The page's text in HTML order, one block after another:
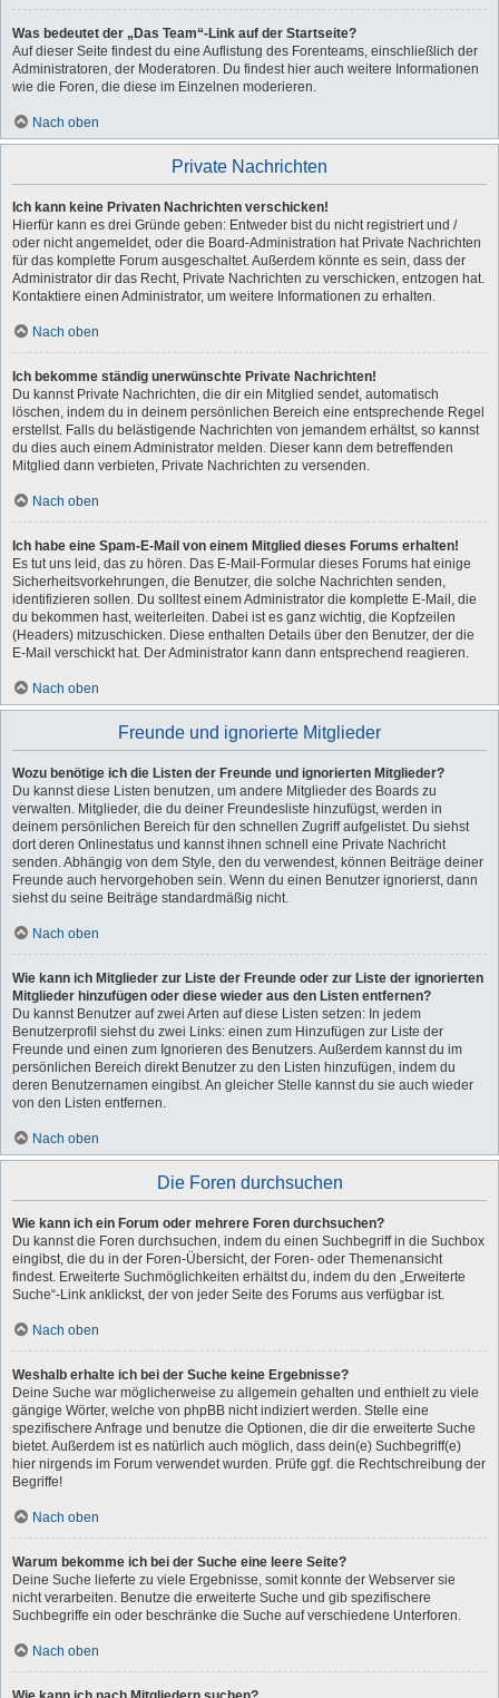
Was bedeutet der „Das Team“-Link auf der Startseite?
Auf dieser Seite findest du eine Auflistung des Forenteams, einschließlich der
Administratoren, der Moderatoren. Du findest hier auch weitere Informationen
wie die Foren, die diese im Einzelnen moderieren.
Nach oben
Private Nachrichten
Ich kann keine Privaten Nachrichten verschicken!
Hierfür kann es drei Gründe geben: Entweder bist du nicht registriert und /
oder nicht angemeldet, oder die Board-Administration hat Private Nachrichten
für das komplette Forum ausgeschaltet. Außerdem könnte es sein, dass der
Administrator dir das Recht, Private Nachrichten zu verschicken, entzogen hat.
Kontaktiere einen Administrator, um weitere Informationen zu erhalten.
Nach oben
Ich bekomme ständig unerwünschte Private Nachrichten!
Du kannst Private Nachrichten, die dir ein Mitglied sendet, automatisch
löschen, indem du in deinem persönlichen Bereich eine entsprechende Regel
erstellst. Falls du belästigende Nachrichten von jemandem erhältst, so kannst
du dies auch einem Administrator melden. Dieser kann dem betreffenden
Mitglied dann verbieten, Private Nachrichten zu versenden.
Nach oben
Ich habe eine Spam-E-Mail von einem Mitglied dieses Forums erhalten!
Es tut uns leid, das zu hören. Das E-Mail-Formular dieses Forums hat einige
Sicherheitsvorkehrungen, die Benutzer, die solche Nachrichten senden,
identifizieren sollen. Du solltest einem Administrator die komplette E-Mail, die
du bekommen hast, weiterleiten. Dabei ist es ganz wichtig, die Kopfzeilen
(Headers) mitzuschicken. Diese enthalten Details über den Benutzer, der die
E-Mail verschickt hat. Der Administrator kann dann entsprechend reagieren.
Nach oben
Freunde und ignorierte Mitglieder
Wozu benötige ich die Listen der Freunde und ignorierten Mitglieder?
Du kannst diese Listen benutzen, um andere Mitglieder des Boards zu
verwalten. Mitglieder, die du deiner Freundesliste hinzufügst, werden in
deinem persönlichen Bereich für den schnellen Zugriff aufgelistet. Du siehst
dort deren Onlinestatus und kannst ihnen schnell eine Private Nachricht
senden. Abhängig von dem Style, den du verwendest, können Beiträge deiner
Freunde auch hervorgehoben sein. Wenn du einen Benutzer ignorierst, dann
siehst du seine Beiträge standardmäßig nicht.
Nach oben
Wie kann ich Mitglieder zur Liste der Freunde oder zur Liste der ignorierten
Mitglieder hinzufügen oder diese wieder aus den Listen entfernen?
Du kannst Benutzer auf zwei Arten auf diese Listen setzen: In jedem
Benutzerprofil siehst du zwei Links: einen zum Hinzufügen zur Liste der
Freunde und einen zum Ignorieren des Benutzers. Außerdem kannst du im
persönlichen Bereich direkt Benutzer zu den Listen hinzufügen, indem du
deren Benutzernamen eingibst. An gleicher Stelle kannst du sie auch wieder
von den Listen entfernen.
Nach oben
Die Foren durchsuchen
Wie kann ich ein Forum oder mehrere Foren durchsuchen?
Du kannst die Foren durchsuchen, indem du einen Suchbegriff in die Suchbox
eingibst, die du in der Foren-Übersicht, der Foren- oder Themenansicht
findest. Erweiterte Suchmöglichkeiten erhältst du, indem du den „Erweiterte
Suche“-Link anklickst, der von jeder Seite des Forums aus verfügbar ist.
Nach oben
Weshalb erhalte ich bei der Suche keine Ergebnisse?
Deine Suche war möglicherweise zu allgemein gehalten und enthielt zu viele
gängige Wörter, welche von phpBB nicht indiziert werden. Stelle eine
spezifischere Anfrage und benutze die Optionen, die dir die erweiterte Suche
bietet. Außerdem ist es natürlich auch möglich, dass dein(e) Suchbegriff(e)
hier nirgends im Forum verwendet wurden. Prüfe ggf. die Rechtschreibung der
Begriffe!
Nach oben
Warum bekomme ich bei der Suche eine leere Seite?
Deine Suche lieferte zu viele Ergebnisse, somit konnte der Webserver sie
nicht verarbeiten. Benutze die erweiterte Suche und gib spezifischere
Suchbegriffe ein oder beschränke die Suche auf verschiedene Unterforen.
Nach oben